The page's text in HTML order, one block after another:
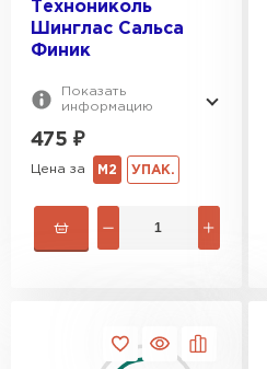
Технониколь
Шинглас Сальса
Финик
Показать
информацию
475 ₽
Цена за М2 УПАК.